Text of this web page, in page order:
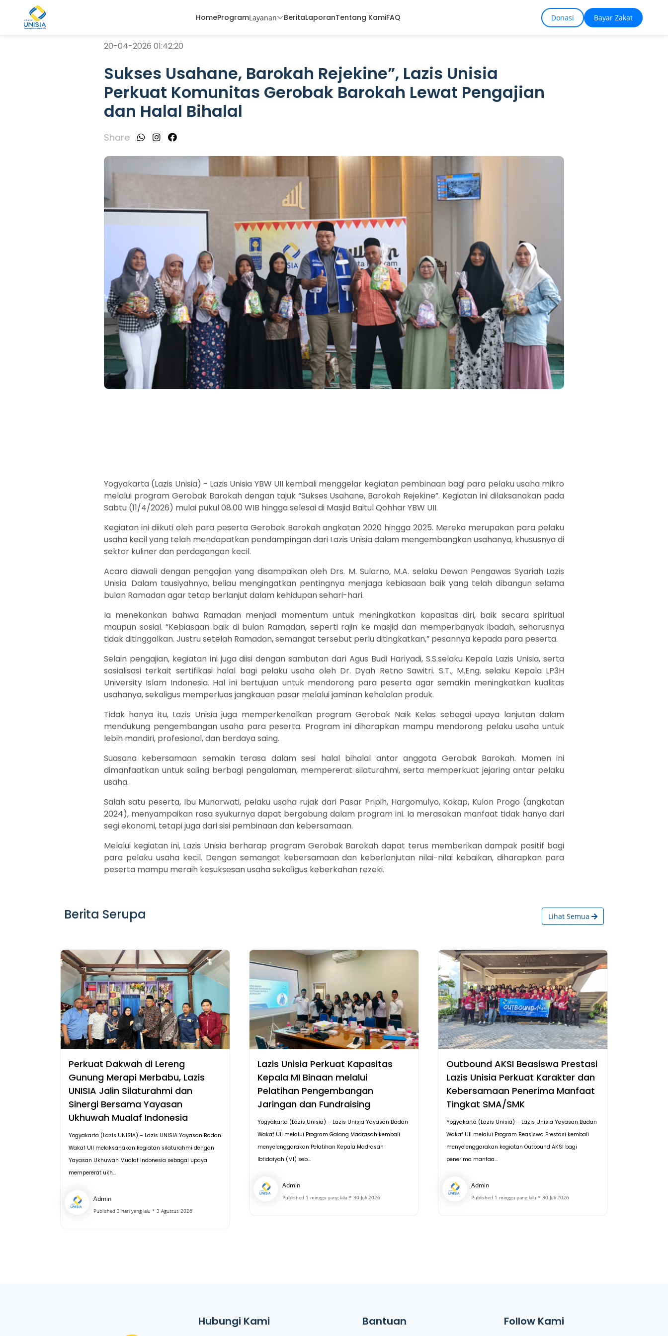
HomeProgramLayanan BeritaLaporanTentang KamiFAQ Donasi Bayar Zakat
20-04-2026 01:42:20
Sukses Usahane, Barokah Rejekine”, Lazis Unisia
Perkuat Komunitas Gerobak Barokah Lewat Pengajian
dan Halal Bihalal
Share
Yogyakarta (Lazis Unisia) - Lazis Unisia YBW UII kembali menggelar kegiatan pembinaan bagi para pelaku usaha mikro
melalui program Gerobak Barokah dengan tajuk “Sukses Usahane, Barokah Rejekine”. Kegiatan ini dilaksanakan pada
Sabtu (11/4/2026) mulai pukul 08.00 WIB hingga selesai di Masjid Baitul Qohhar YBW UII.
Kegiatan ini diikuti oleh para peserta Gerobak Barokah angkatan 2020 hingga 2025. Mereka merupakan para pelaku
usaha kecil yang telah mendapatkan pendampingan dari Lazis Unisia dalam mengembangkan usahanya, khususnya di
sektor kuliner dan perdagangan kecil.
Acara diawali dengan pengajian yang disampaikan oleh Drs. M. Sularno, M.A. selaku Dewan Pengawas Syariah Lazis
Unisia. Dalam tausiyahnya, beliau mengingatkan pentingnya menjaga kebiasaan baik yang telah dibangun selama
bulan Ramadan agar tetap berlanjut dalam kehidupan sehari-hari.
Ia menekankan bahwa Ramadan menjadi momentum untuk meningkatkan kapasitas diri, baik secara spiritual
maupun sosial. “Kebiasaan baik di bulan Ramadan, seperti rajin ke masjid dan memperbanyak ibadah, seharusnya
tidak ditinggalkan. Justru setelah Ramadan, semangat tersebut perlu ditingkatkan,” pesannya kepada para peserta.
Selain pengajian, kegiatan ini juga diisi dengan sambutan dari Agus Budi Hariyadi, S.S.selaku Kepala Lazis Unisia, serta
sosialisasi terkait sertifikasi halal bagi pelaku usaha oleh Dr. Dyah Retno Sawitri. S.T., M.Eng. selaku Kepala LP3H
University Islam Indonesia. Hal ini bertujuan untuk mendorong para peserta agar semakin meningkatkan kualitas
usahanya, sekaligus memperluas jangkauan pasar melalui jaminan kehalalan produk.
Tidak hanya itu, Lazis Unisia juga memperkenalkan program Gerobak Naik Kelas sebagai upaya lanjutan dalam
mendukung pengembangan usaha para peserta. Program ini diharapkan mampu mendorong pelaku usaha untuk
lebih mandiri, profesional, dan berdaya saing.
Suasana kebersamaan semakin terasa dalam sesi halal bihalal antar anggota Gerobak Barokah. Momen ini
dimanfaatkan untuk saling berbagi pengalaman, mempererat silaturahmi, serta memperkuat jejaring antar pelaku
usaha.
Salah satu peserta, Ibu Munarwati, pelaku usaha rujak dari Pasar Pripih, Hargomulyo, Kokap, Kulon Progo (angkatan
2024), menyampaikan rasa syukurnya dapat bergabung dalam program ini. Ia merasakan manfaat tidak hanya dari
segi ekonomi, tetapi juga dari sisi pembinaan dan kebersamaan.
Melalui kegiatan ini, Lazis Unisia berharap program Gerobak Barokah dapat terus memberikan dampak positif bagi
para pelaku usaha kecil. Dengan semangat kebersamaan dan keberlanjutan nilai-nilai kebaikan, diharapkan para
peserta mampu meraih kesuksesan usaha sekaligus keberkahan rezeki.
Berita Serupa Lihat Semua
Perkuat Dakwah di Lereng
Gunung Merapi Merbabu, Lazis
UNISIA Jalin Silaturahmi dan
Sinergi Bersama Yayasan
Ukhuwah Mualaf Indonesia
Yogyakarta (Lazis UNISIA) – Lazis UNISIA Yayasan Badan
Wakaf UII melaksanakan kegiatan silaturahmi dengan
Yayasan Ukhuwah Mualaf Indonesia sebagai upaya
mempererat ukh...
Admin
Published 3 hari yang lalu * 3 Agustus 2026
Lazis Unisia Perkuat Kapasitas
Kepala MI Binaan melalui
Pelatihan Pengembangan
Jaringan dan Fundraising
Yogyakarta (Lazis Unisia) – Lazis Unisia Yayasan Badan
Wakaf UII melalui Program Galang Madrasah kembali
menyelenggarakan Pelatihan Kepala Madrasah
Ibtidaiyah (MI) seb...
Admin
Published 1 minggu yang lalu * 30 Juli 2026
Outbound AKSI Beasiswa Prestasi
Lazis Unisia Perkuat Karakter dan
Kebersamaan Penerima Manfaat
Tingkat SMA/SMK
Yogyakarta (Lazis Unisia) – Lazis Unisia Yayasan Badan
Wakaf UII melalui Program Beasiswa Prestasi kembali
menyelenggarakan kegiatan Outbound AKSI bagi
penerima manfaa...
Admin
Published 1 minggu yang lalu * 30 Juli 2026
Hubungi Kami Bantuan Follow Kami